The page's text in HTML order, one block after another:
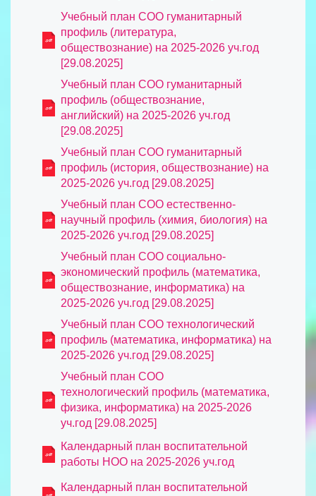
Учебный план СОО гуманитарный
профиль (литература,
обществознание) на 2025-2026 уч.год
[29.08.2025]
Учебный план СОО гуманитарный
профиль (обществознание,
английский) на 2025-2026 уч.год
[29.08.2025]
Учебный план СОО гуманитарный
профиль (история, обществознание) на
2025-2026 уч.год [29.08.2025]
Учебный план СОО естественно-
научный профиль (химия, биология) на
2025-2026 уч.год [29.08.2025]
Учебный план СОО социально-
экономический профиль (математика,
обществознание, информатика) на
2025-2026 уч.год [29.08.2025]
Учебный план СОО технологический
профиль (математика, информатика) на
2025-2026 уч.год [29.08.2025]
Учебный план СОО
технологический профиль (математика,
физика, информатика) на 2025-2026
уч.год [29.08.2025]
Календарный план воспитательной
работы НОО на 2025-2026 уч.год
Календарный план воспитательной